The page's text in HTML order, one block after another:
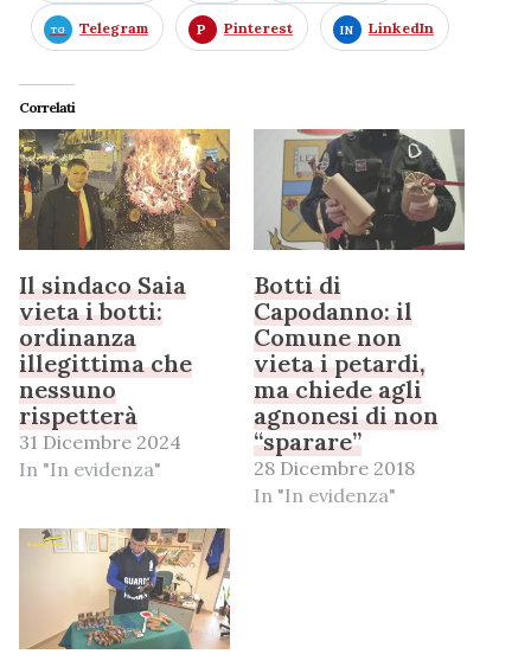
Telegram Pinterest LinkedIn
Correlati
Il sindaco Saia
vieta i botti:
ordinanza
illegittima che
nessuno
rispetterà
31 Dicembre 2024
In "In evidenza"
Botti di
Capodanno: il
Comune non
vieta i petardi,
ma chiede agli
agnonesi di non
“sparare”
28 Dicembre 2018
In "In evidenza"